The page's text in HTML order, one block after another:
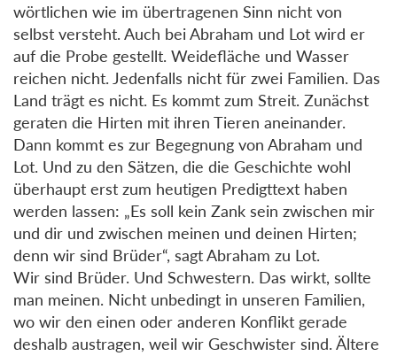
wörtlichen wie im übertragenen Sinn nicht von
selbst versteht. Auch bei Abraham und Lot wird er
auf die Probe gestellt. Weidefläche und Wasser
reichen nicht. Jedenfalls nicht für zwei Familien. Das
Land trägt es nicht. Es kommt zum Streit. Zunächst
geraten die Hirten mit ihren Tieren aneinander.
Dann kommt es zur Begegnung von Abraham und
Lot. Und zu den Sätzen, die die Geschichte wohl
überhaupt erst zum heutigen Predigttext haben
werden lassen: „Es soll kein Zank sein zwischen mir
und dir und zwischen meinen und deinen Hirten;
denn wir sind Brüder“, sagt Abraham zu Lot.
Wir sind Brüder. Und Schwestern. Das wirkt, sollte
man meinen. Nicht unbedingt in unseren Familien,
wo wir den einen oder anderen Konflikt gerade
deshalb austragen, weil wir Geschwister sind. Ältere